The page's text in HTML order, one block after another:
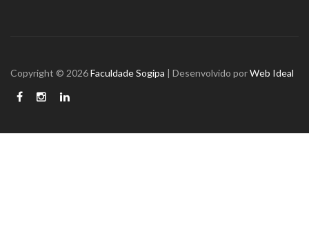
Copyright © 2026Faculdade Sogipa | Desenvolvido porWeb Ideal